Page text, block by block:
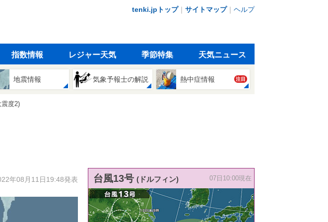
tenki.jpトップ｜ サイトマップ｜ ヘルプ
指数情報 レジャー天気 季節特集 天気ニュース
地震情報 気象予報士の解説 熱中症情報 注目
震度2)
年08月11日19:48発表 台風13号 (ドルフィン) 07日10:00現在